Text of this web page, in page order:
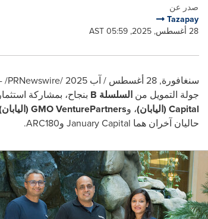
صدر عن
Tazapay
28 أغسطس, 2025, 05:59 AST
سنغافورة,28 أغسطس / آب 2025 /PRNewswire/ --
جولة التمويل منالسلسلة B بنجاح، بمشاركة
Capital (اليابان)
، وGMO VenturePartners (اليابان)
حاليان آخران هما January Capital وARC180.